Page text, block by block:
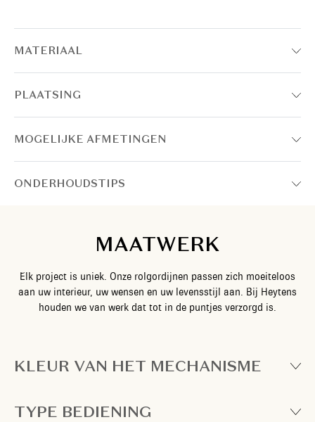
MATERIAAL
PLAATSING
MOGELIJKE AFMETINGEN
ONDERHOUDSTIPS
MAATWERK
Elk project is uniek. Onze rolgordijnen passen zich moeiteloos
aan uw interieur, uw wensen en uw levensstijl aan. Bij Heytens
houden we van werk dat tot in de puntjes verzorgd is.
KLEUR VAN HET MECHANISME
TYPE BEDIENING